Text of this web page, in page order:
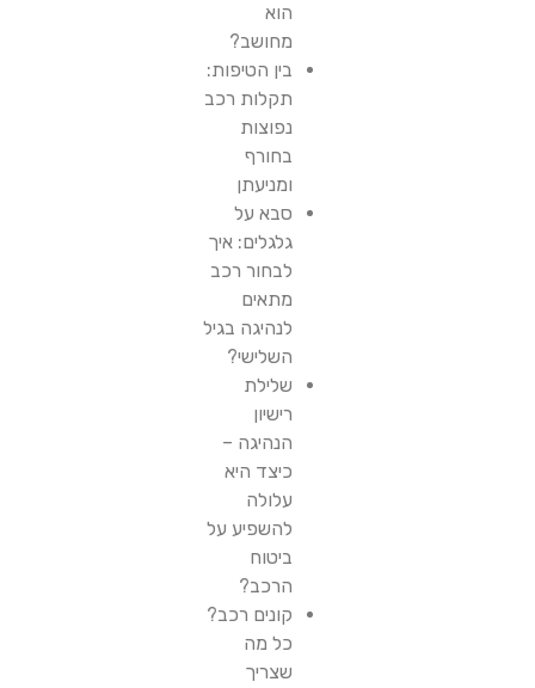
הוא
מחושב?
בין הטיפות:
תקלות רכב
נפוצות
בחורף
ומניעתן
סבא על
גלגלים: איך
לבחור רכב
מתאים
לנהיגה בגיל
השלישי?
שלילת
רישיון
הנהיגה –
כיצד היא
עלולה
להשפיע על
ביטוח
הרכב?
קונים רכב?
כל מה
שצריך